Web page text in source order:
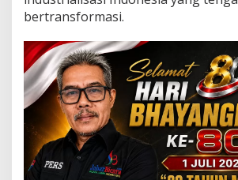
u
a
s
i
a
L
e
bertransformasi.